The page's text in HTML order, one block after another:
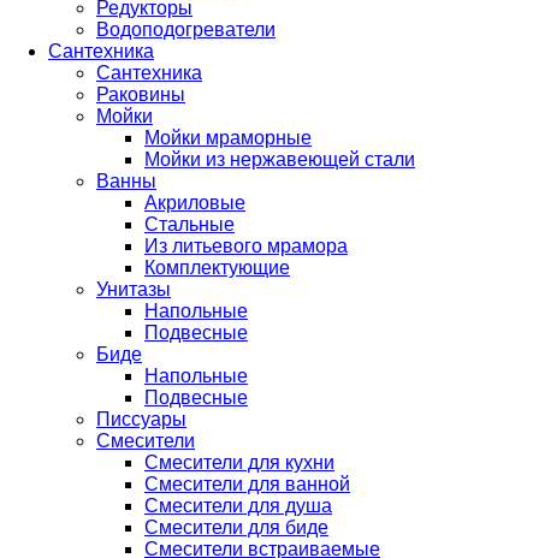
Редукторы
Водоподогреватели
Сантехника
Сантехника
Раковины
Мойки
Мойки мраморные
Мойки из нержавеющей стали
Ванны
Акриловые
Стальные
Из литьевого мрамора
Комплектующие
Унитазы
Напольные
Подвесные
Биде
Напольные
Подвесные
Писсуары
Смесители
Смесители для кухни
Смесители для ванной
Смесители для душа
Смесители для биде
Смесители встраиваемые